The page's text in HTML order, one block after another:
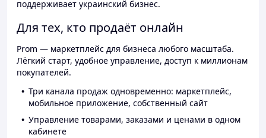
поддерживает украинский бизнес.
Для тех, кто продаёт онлайн
Prom — маркетплейс для бизнеса любого масштаба.
Лёгкий старт, удобное управление, доступ к миллионам
покупателей.
Три канала продаж одновременно: маркетплейс,
мобильное приложение, собственный сайт
Управление товарами, заказами и ценами в одном
кабинете